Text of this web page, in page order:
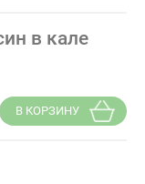
в кале
В КОРЗИНУ